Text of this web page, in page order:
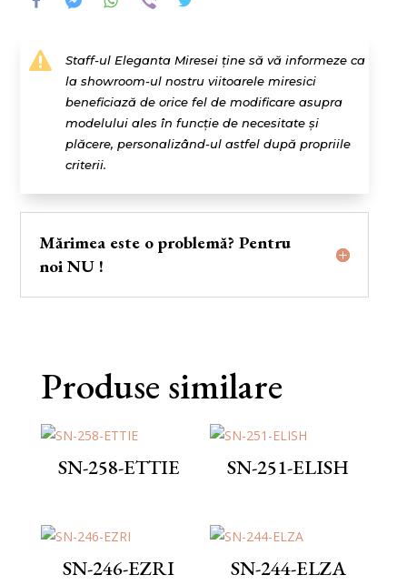

Staff-ul Eleganta Miresei ține să vă informeze ca
la showroom-ul nostru viitoarele miresici
beneficiază de orice fel de modificare asupra
modelului ales în funcție de necesitate și
plăcere, personalizând-ul astfel după propriile
criterii.
Mărimea este o problemă? Pentru
noi NU !
Produse similare
SN-258-ETTIE SN-251-ELISH
SN-246-EZRI SN-244-ELZA